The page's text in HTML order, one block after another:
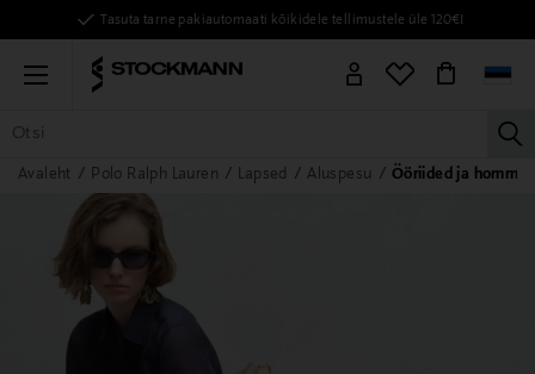
Tasuta tarne pakiautomaati kõikidele tellimustele üle 120€!
Menu
KÕIK TOOTED NAISED MEHED LAPSED KODU
Avaleht Polo Ralph Lauren Lapsed Aluspesu Ööriided ja